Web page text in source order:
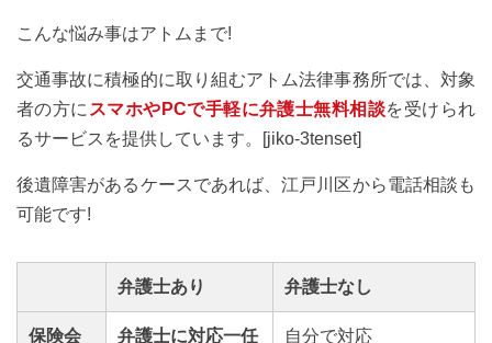
こんな悩み事はアトムまで!
交通事故に積極的に取り組むアトム法律事務所では、対象
者の方に スマホやPCで手軽に弁護士無料相談を受けられ
るサービスを提供しています。[jiko-3tenset]
後遺障害があるケースであれば、江戸川区から電話相談も
可能です!
弁護士あり 弁護士なし
保険会
弁護士に対応一任 自分で対応